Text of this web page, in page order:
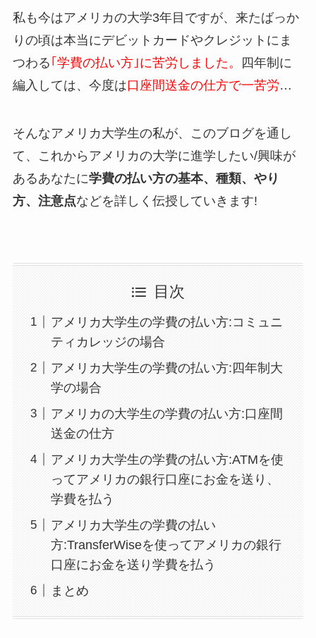
私も今はアメリカの大学3年目ですが、来たばっか
りの頃は本当にデビットカードやクレジットにま
つわる ｢学費の払い方｣に苦労しました。
四年制に
編入しては、今度は口座間送金の仕方で一苦労…
そんなアメリカ大学生の私が、このブログを通し
て、これからアメリカの大学に進学したい/興味が
あるあなたに学費の払い方の基本、種類、やり
方、注意点などを詳しく伝授していきます!
目次
アメリカ大学生の学費の払い方:コミュニ
ティカレッジの場合
アメリカ大学生の学費の払い方:四年制大
学の場合
アメリカの大学生の学費の払い方:口座間
送金の仕方
アメリカ大学生の学費の払い方:ATMを使
ってアメリカの銀行口座にお金を送り、
学費を払う
アメリカ大学生の学費の払い
方:TransferWiseを使ってアメリカの銀行
口座にお金を送り学費を払う
まとめ